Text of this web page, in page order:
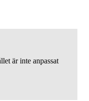
är inte anpassat